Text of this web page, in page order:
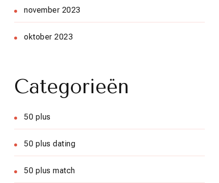
november 2023
oktober 2023
Categorieën
50 plus
50 plus dating
50 plus match